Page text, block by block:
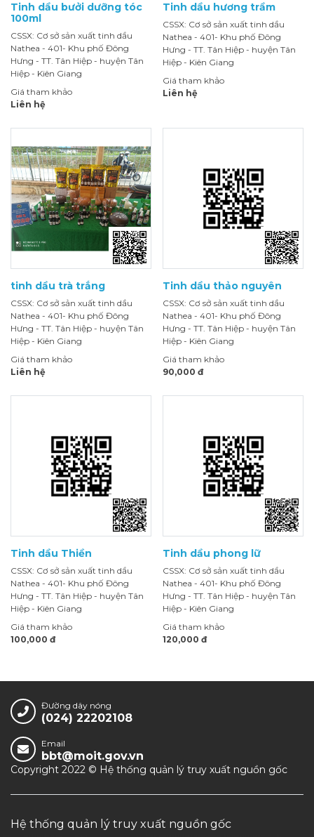
Tinh dầu bưởi dưỡng tóc
100ml
CSSX: Cơ sở sản xuất tinh dầu
Nathea - 401- Khu phố Đông
Hưng - TT. Tân Hiệp - huyện Tân
Hiệp - Kiên Giang
Giá tham khảo
Liên hệ
Tinh dầu hương trầm
CSSX: Cơ sở sản xuất tinh dầu
Nathea - 401- Khu phố Đông
Hưng - TT. Tân Hiệp - huyện Tân
Hiệp - Kiên Giang
Giá tham khảo
Liên hệ
tinh dầu trà trắng
CSSX: Cơ sở sản xuất tinh dầu
Nathea - 401- Khu phố Đông
Hưng - TT. Tân Hiệp - huyện Tân
Hiệp - Kiên Giang
Giá tham khảo
Liên hệ
Tinh dầu thảo nguyên
CSSX: Cơ sở sản xuất tinh dầu
Nathea - 401- Khu phố Đông
Hưng - TT. Tân Hiệp - huyện Tân
Hiệp - Kiên Giang
Giá tham khảo
90,000 đ
Tinh dầu Thiền
CSSX: Cơ sở sản xuất tinh dầu
Nathea - 401- Khu phố Đông
Hưng - TT. Tân Hiệp - huyện Tân
Hiệp - Kiên Giang
Giá tham khảo
100,000 đ
Tinh dầu phong lữ
CSSX: Cơ sở sản xuất tinh dầu
Nathea - 401- Khu phố Đông
Hưng - TT. Tân Hiệp - huyện Tân
Hiệp - Kiên Giang
Giá tham khảo
120,000 đ
Đường dây nóng
(024) 22202108
Email
bbt@moit.gov.vn
Copyright 2022 © Hệ thống quản lý truy xuất nguồn gốc
Hệ thống quản lý truy xuất nguồn gốc